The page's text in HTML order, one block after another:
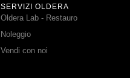
SERVIZI OLDERA
Oldera Lab - Restauro
Noleggio
Vendi con noi